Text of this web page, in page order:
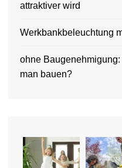
attraktiver wird
Werkbankbeleuchtung
ohne
man bauen?